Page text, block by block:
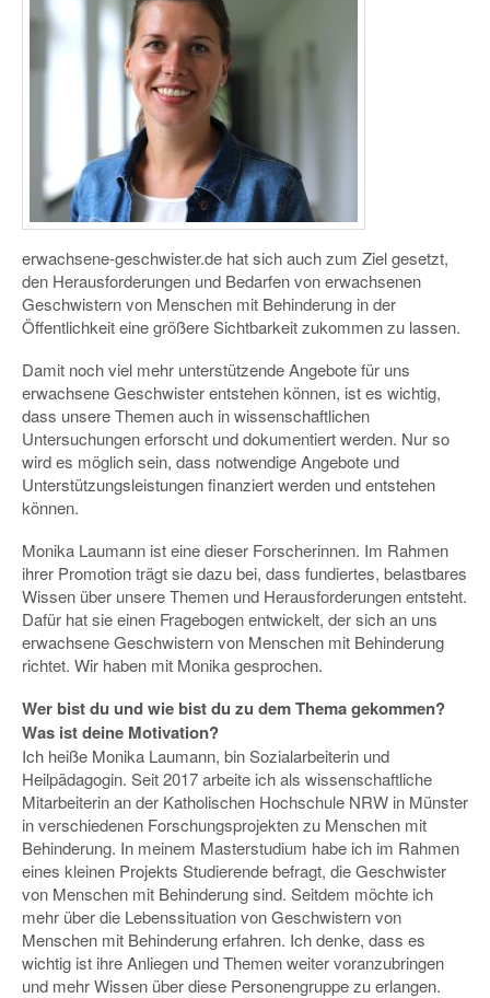
erwachsene-geschwister.de hat sich auch zum Ziel gesetzt,
den Herausforderungen und Bedarfen von erwachsenen
Geschwistern von Menschen mit Behinderung in der
Öffentlichkeit eine größere Sichtbarkeit zukommen zu lassen.
Damit noch viel mehr unterstützende Angebote für uns
erwachsene Geschwister entstehen können, ist es wichtig,
dass unsere Themen auch in wissenschaftlichen
Untersuchungen erforscht und dokumentiert werden. Nur so
wird es möglich sein, dass notwendige Angebote und
Unterstützungsleistungen finanziert werden und entstehen
können.
Monika Laumann ist eine dieser Forscherinnen. Im Rahmen
ihrer Promotion trägt sie dazu bei, dass fundiertes, belastbares
Wissen über unsere Themen und Herausforderungen entsteht.
Dafür hat sie einen Fragebogen entwickelt, der sich an uns
erwachsene Geschwistern von Menschen mit Behinderung
richtet. Wir haben mit Monika gesprochen.
Wer bist du und wie bist du zu dem Thema gekommen?
Was ist deine Motivation?
Ich heiße Monika Laumann, bin Sozialarbeiterin und
Heilpädagogin. Seit 2017 arbeite ich als wissenschaftliche
Mitarbeiterin an der Katholischen Hochschule NRW in Münster
in verschiedenen Forschungsprojekten zu Menschen mit
Behinderung. In meinem Masterstudium habe ich im Rahmen
eines kleinen Projekts Studierende befragt, die Geschwister
von Menschen mit Behinderung sind. Seitdem möchte ich
mehr über die Lebenssituation von Geschwistern von
Menschen mit Behinderung erfahren. Ich denke, dass es
wichtig ist ihre Anliegen und Themen weiter voranzubringen
und mehr Wissen über diese Personengruppe zu erlangen.